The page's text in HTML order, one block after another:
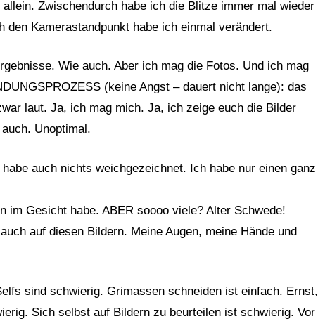
Zwischendurch habe ich die Blitze immer mal wieder
Kamerastandpunkt habe ich einmal verändert.
Wie auch. Aber ich mag die Fotos. Und ich mag
(keine Angst – dauert nicht lange): das
laut. Ja, ich mag mich. Ja, ich zeige euch die Bilder
Unoptimal.
auch nichts weichgezeichnet. Ich habe nur einen ganz
im Gesicht habe. ABER soooo viele? Alter Schwede!
auf diesen Bildern. Meine Augen, meine Hände und
sind schwierig. Grimassen schneiden ist einfach. Ernst,
Sich selbst auf Bildern zu beurteilen ist schwierig. Vor